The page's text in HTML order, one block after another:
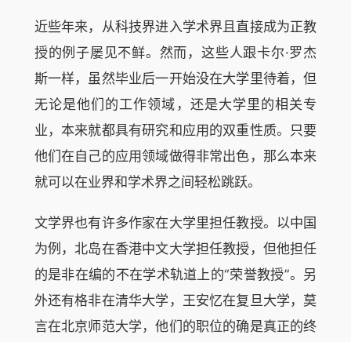
近些年来，从科技界进入学术界且直接成为正教
授的例子屡见不鲜。然而，这些人跟卡尔·罗杰
斯一样，虽然毕业后一开始没在大学里待着，但
无论是他们的工作领域，还是大学里的相关专
业，本来就都具有研究和应用的双重性质。只要
他们在自己的应用领域做得非常出色，那么本来
就可以在业界和学术界之间轻松跳跃。
文学界也有许多作家在大学里担任教授。以中国
为例，北岛在香港中文大学担任教授，但他担任
的是非在编的不在学术轨道上的“荣誉教授”。另
外还有格非在清华大学，王安忆在复旦大学，莫
言在北京师范大学，他们的职位的确是真正的终